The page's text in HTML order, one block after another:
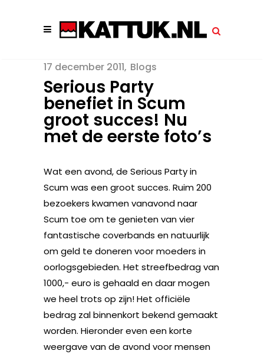
17 december 2011 Blogs
Serious Party
benefiet in Scum
groot succes! Nu
met de eerste foto’s
Wat een avond, de Serious Party in
Scum was een groot succes. Ruim 200
bezoekers kwamen vanavond naar
Scum toe om te genieten van vier
fantastische coverbands en natuurlijk
om geld te doneren voor moeders in
oorlogsgebieden. Het streefbedrag van
1000,- euro is gehaald en daar mogen
we heel trots op zijn! Het officiële
bedrag zal binnenkort bekend gemaakt
worden. Hieronder even een korte
weergave van de avond voor mensen